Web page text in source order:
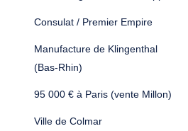
Consulat / Premier Empire
Manufacture de Klingenthal
(Bas-Rhin)
95 000 € à Paris (vente Millon)
Ville de Colmar